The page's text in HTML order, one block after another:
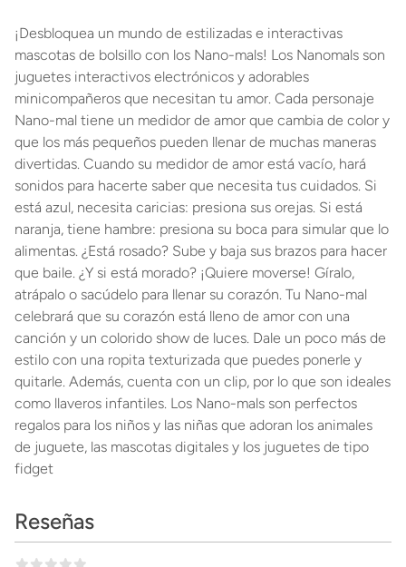
¡Desbloquea un mundo de estilizadas e interactivas
mascotas de bolsillo con los Nano-mals! Los Nanomals son
juguetes interactivos electrónicos y adorables
minicompañeros que necesitan tu amor. Cada personaje
Nano-mal tiene un medidor de amor que cambia de color y
que los más pequeños pueden llenar de muchas maneras
divertidas. Cuando su medidor de amor está vacío, hará
sonidos para hacerte saber que necesita tus cuidados. Si
está azul, necesita caricias: presiona sus orejas. Si está
naranja, tiene hambre: presiona su boca para simular que lo
alimentas. ¿Está rosado? Sube y baja sus brazos para hacer
que baile. ¿Y si está morado? ¡Quiere moverse! Gíralo,
atrápalo o sacúdelo para llenar su corazón. Tu Nano-mal
celebrará que su corazón está lleno de amor con una
canción y un colorido show de luces. Dale un poco más de
estilo con una ropita texturizada que puedes ponerle y
quitarle. Además, cuenta con un clip, por lo que son ideales
como llaveros infantiles. Los Nano-mals son perfectos
regalos para los niños y las niñas que adoran los animales
de juguete, las mascotas digitales y los juguetes de tipo
fidget
Reseñas